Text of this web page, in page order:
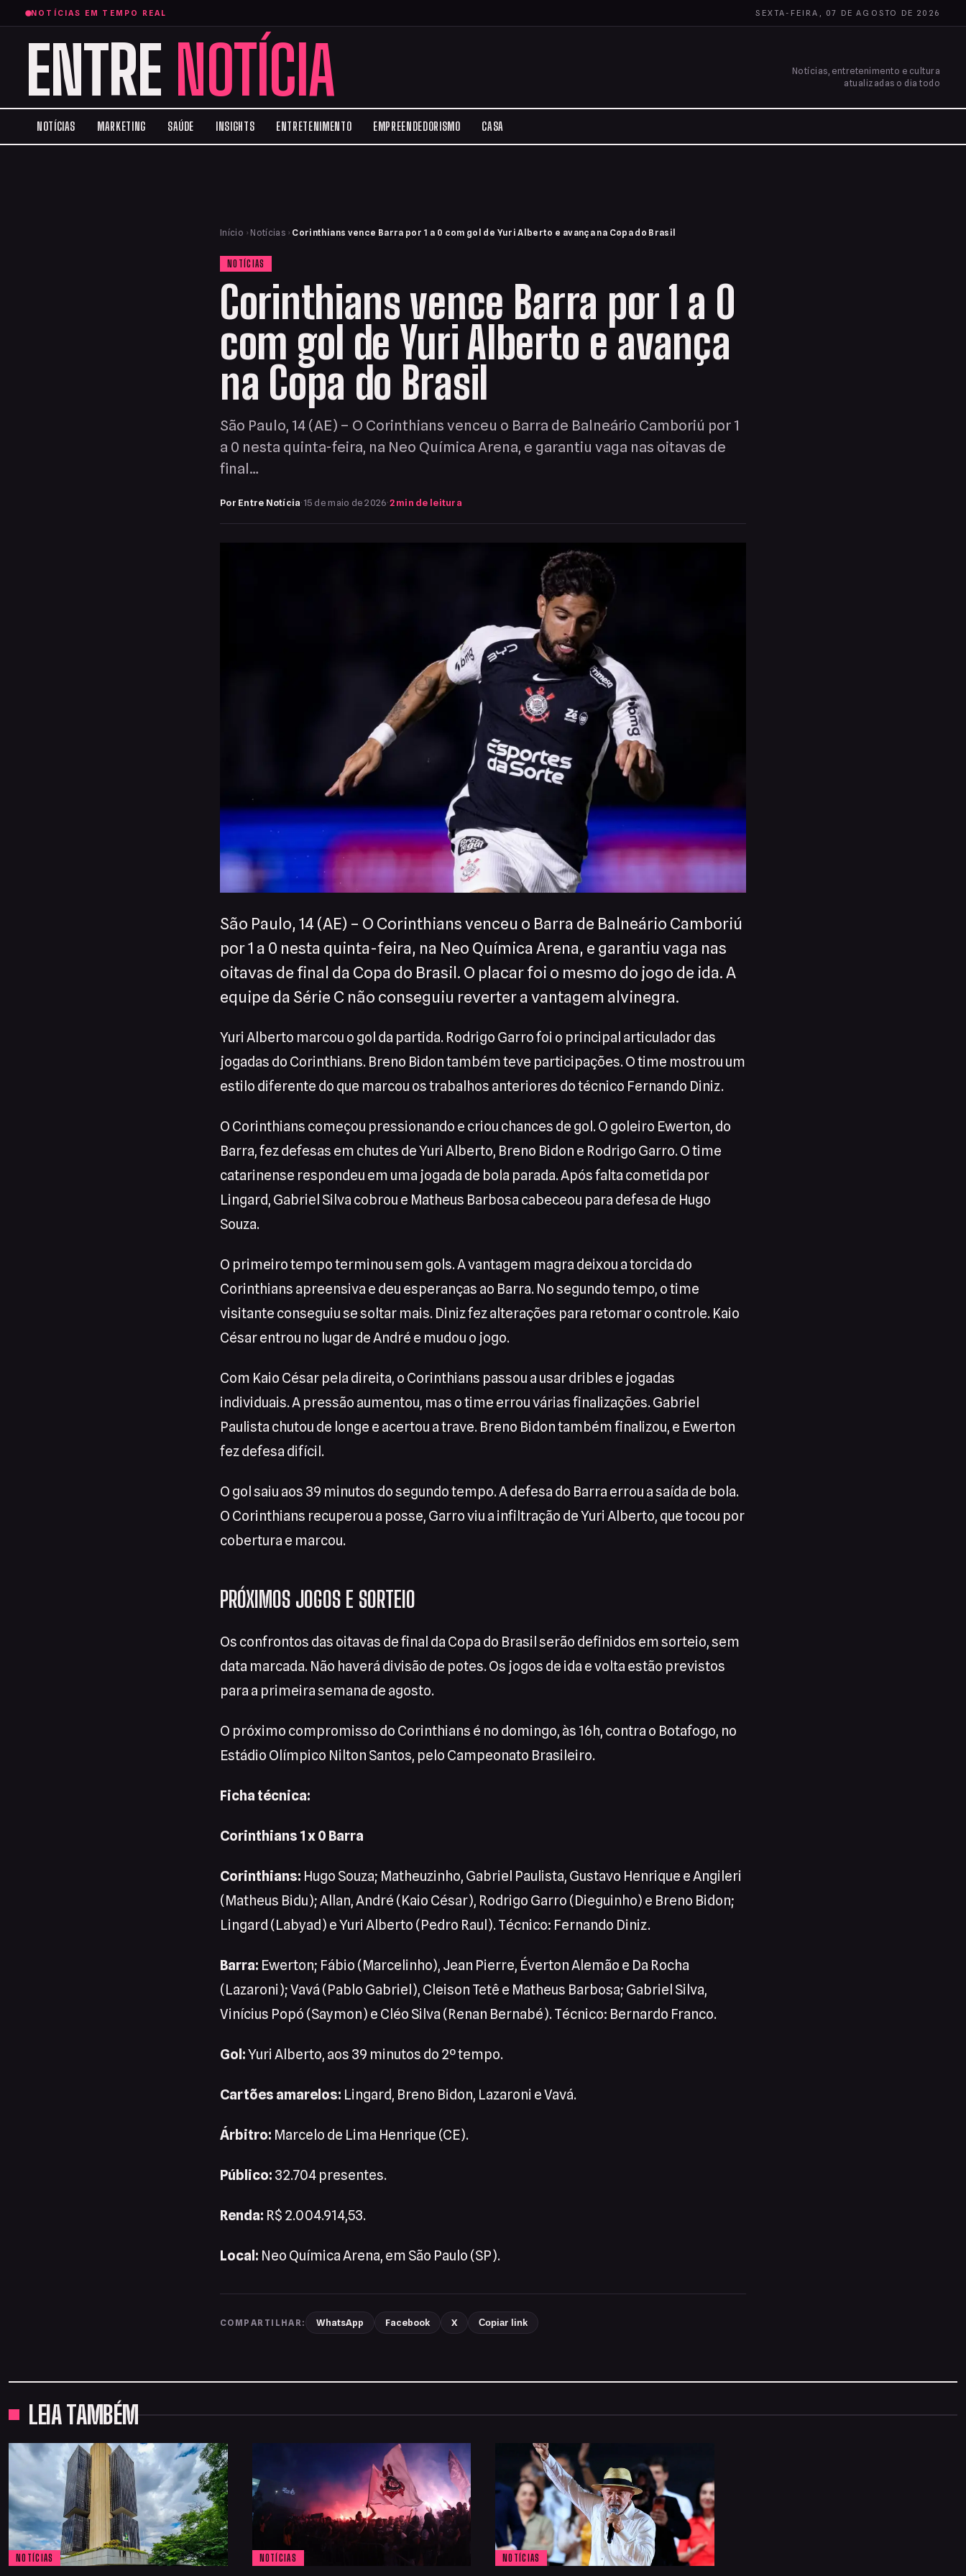
NOTÍCIAS EM TEMPO REAL SEXTA-FEIRA, 07 DE AGOSTO DE 2026
ENTRE NOTÍCIA
Notícias, entretenimento e cultura
atualizadas o dia todo
NOTÍCIAS MARKETING SAÚDE INSIGHTS ENTRETENIMENTO EMPREENDEDORISMO CASA
Início › Notícias › Corinthians vence Barra por 1 a 0 com gol de Yuri Alberto e avança na Copa do Brasil
NOTÍCIAS
Corinthians vence Barra por 1 a 0
com gol de Yuri Alberto e avança
na Copa do Brasil
São Paulo, 14 (AE) – O Corinthians venceu o Barra de Balneário Camboriú por 1
a 0 nesta quinta-feira, na Neo Química Arena, e garantiu vaga nas oitavas de
final…
Por Entre Notícia·15 de maio de 2026·2 min de leitura
São Paulo, 14 (AE) – O Corinthians venceu o Barra de Balneário Camboriú
por 1 a 0 nesta quinta-feira, na Neo Química Arena, e garantiu vaga nas
oitavas de final da Copa do Brasil. O placar foi o mesmo do jogo de ida. A
equipe da Série C não conseguiu reverter a vantagem alvinegra.
Yuri Alberto marcou o gol da partida. Rodrigo Garro foi o principal articulador das
jogadas do Corinthians. Breno Bidon também teve participações. O time mostrou um
estilo diferente do que marcou os trabalhos anteriores do técnico Fernando Diniz.
O Corinthians começou pressionando e criou chances de gol. O goleiro Ewerton, do
Barra, fez defesas em chutes de Yuri Alberto, Breno Bidon e Rodrigo Garro. O time
catarinense respondeu em uma jogada de bola parada. Após falta cometida por
Lingard, Gabriel Silva cobrou e Matheus Barbosa cabeceou para defesa de Hugo
Souza.
O primeiro tempo terminou sem gols. A vantagem magra deixou a torcida do
Corinthians apreensiva e deu esperanças ao Barra. No segundo tempo, o time
visitante conseguiu se soltar mais. Diniz fez alterações para retomar o controle. Kaio
César entrou no lugar de André e mudou o jogo.
Com Kaio César pela direita, o Corinthians passou a usar dribles e jogadas
individuais. A pressão aumentou, mas o time errou várias finalizações. Gabriel
Paulista chutou de longe e acertou a trave. Breno Bidon também finalizou, e Ewerton
fez defesa difícil.
O gol saiu aos 39 minutos do segundo tempo. A defesa do Barra errou a saída de bola.
O Corinthians recuperou a posse, Garro viu a infiltração de Yuri Alberto, que tocou por
cobertura e marcou.
PRÓXIMOS JOGOS E SORTEIO
Os confrontos das oitavas de final da Copa do Brasil serão definidos em sorteio, sem
data marcada. Não haverá divisão de potes. Os jogos de ida e volta estão previstos
para a primeira semana de agosto.
O próximo compromisso do Corinthians é no domingo, às 16h, contra o Botafogo, no
Estádio Olímpico Nilton Santos, pelo Campeonato Brasileiro.
Ficha técnica:
Corinthians 1 x 0 Barra
Corinthians: Hugo Souza; Matheuzinho, Gabriel Paulista, Gustavo Henrique e Angileri
(Matheus Bidu); Allan, André (Kaio César), Rodrigo Garro (Dieguinho) e Breno Bidon;
Lingard (Labyad) e Yuri Alberto (Pedro Raul). Técnico: Fernando Diniz.
Barra: Ewerton; Fábio (Marcelinho), Jean Pierre, Éverton Alemão e Da Rocha
(Lazaroni); Vavá (Pablo Gabriel), Cleison Tetê e Matheus Barbosa; Gabriel Silva,
Vinícius Popó (Saymon) e Cléo Silva (Renan Bernabé). Técnico: Bernardo Franco.
Gol:Yuri Alberto, aos 39 minutos do 2º tempo.
Cartões amarelos: Lingard, Breno Bidon, Lazaroni e Vavá.
Árbitro: Marcelo de Lima Henrique (CE).
Público: 32.704 presentes.
Renda: R$ 2.004.914,53.
Local: Neo Química Arena, em São Paulo (SP).
COMPARTILHAR: WhatsApp Facebook X Copiar link
LEIA TAMBÉM
NOTÍCIAS NOTÍCIAS NOTÍCIAS